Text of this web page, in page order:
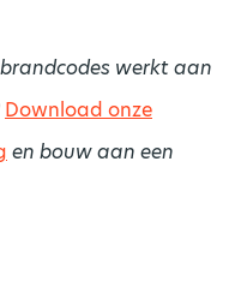
werkt aan
Download onze
en bouw aan een